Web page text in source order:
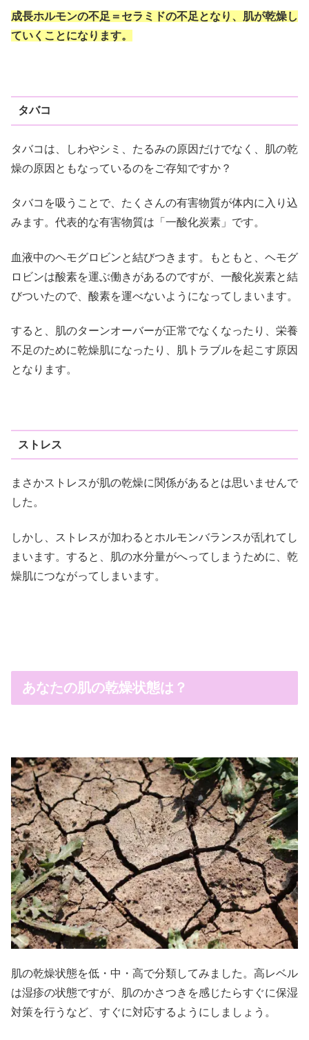
成長ホルモンの不足＝セラミドの不足となり、肌が乾燥し
ていくことになります。
タバコ
タバコは、しわやシミ、たるみの原因だけでなく、肌の乾
燥の原因ともなっているのをご存知ですか？
タバコを吸うことで、たくさんの有害物質が体内に入り込
みます。代表的な有害物質は「一酸化炭素」です。
血液中のヘモグロビンと結びつきます。もともと、ヘモグ
ロビンは酸素を運ぶ働きがあるのですが、一酸化炭素と結
びついたので、酸素を運べないようになってしまいます。
すると、肌のターンオーバーが正常でなくなったり、栄養
不足のために乾燥肌になったり、肌トラブルを起こす原因
となります。
ストレス
まさかストレスが肌の乾燥に関係があるとは思いませんで
した。
しかし、ストレスが加わるとホルモンバランスが乱れてし
まいます。すると、肌の水分量がへってしまうために、乾
燥肌につながってしまいます。
あなたの肌の乾燥状態は？
肌の乾燥状態を低・中・高で分類してみました。高レベル
は湿疹の状態ですが、肌のかさつきを感じたらすぐに保湿
対策を行うなど、すぐに対応するようにしましょう。